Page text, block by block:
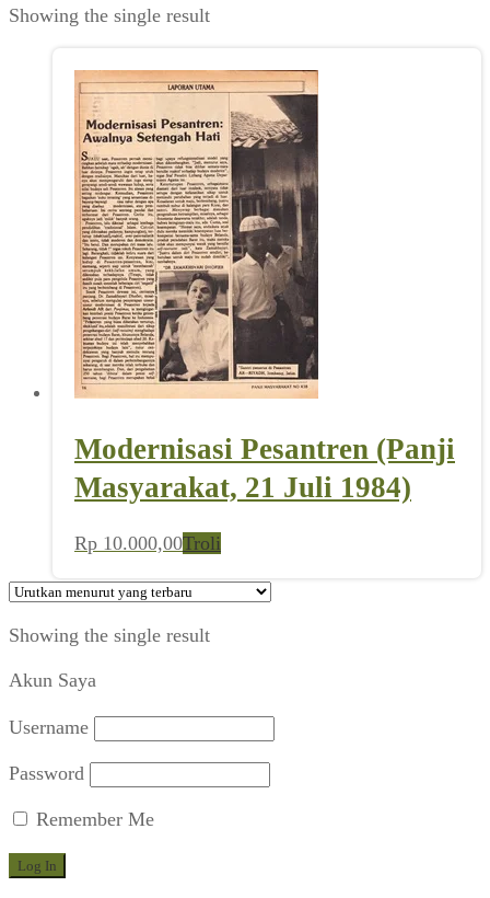
Showing the single result
Modernisasi Pesantren (Panji
Masyarakat, 21 Juli 1984)
Rp 10.000,00Troli
Showing the single result
Akun Saya
Username
Password
Remember Me